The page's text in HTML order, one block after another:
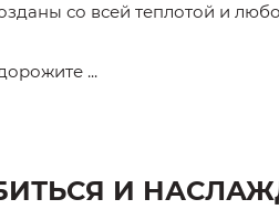
со всей теплотой и
...
И